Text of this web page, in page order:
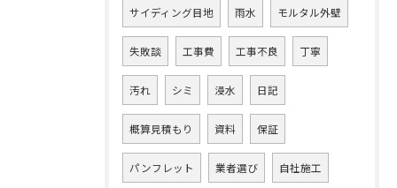
サイディング目地 雨水 モルタル外壁
失敗談 工事費 工事不良 丁寧
汚れ シミ 浸水 日記
概算見積もり 資料 保証
パンフレット 業者選び 自社施工